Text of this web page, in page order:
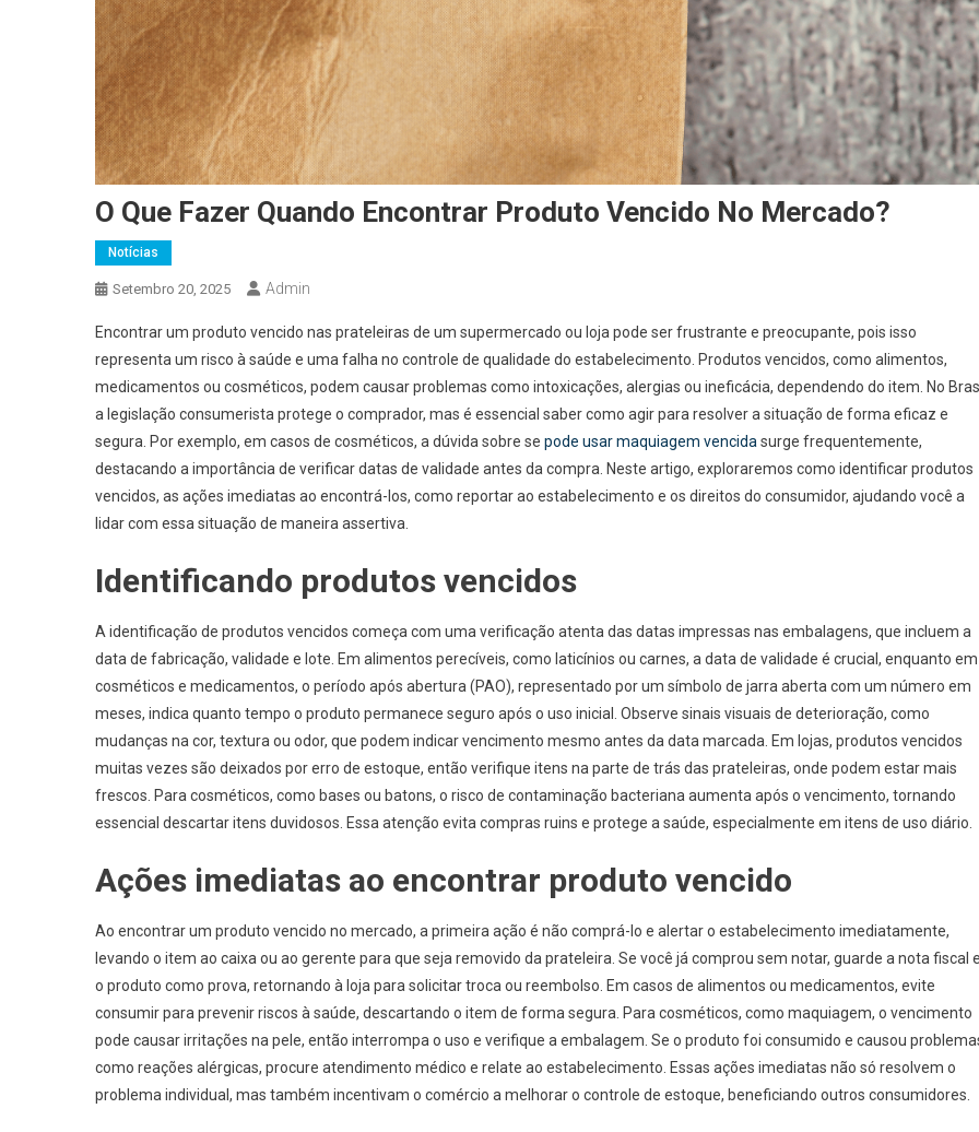
O Que Fazer Quando Encontrar Produto Vencido No Mercado?
Notícias
Setembro 20, 2025 Admin
Encontrar um produto vencido nas prateleiras de um supermercado ou loja pode ser frustrante e preocupante, pois isso
representa um risco à saúde e uma falha no controle de qualidade do estabelecimento. Produtos vencidos, como alimentos,
medicamentos ou cosméticos, podem causar problemas como intoxicações, alergias ou ineficácia, dependendo do item. No
a legislação consumerista protege o comprador, mas é essencial saber como agir para resolver a situação de forma eficaz e
segura. Por exemplo, em casos de cosméticos, a dúvida sobre se pode usar maquiagem vencidasurge frequentemente,
destacando a importância de verificar datas de validade antes da compra. Neste artigo, exploraremos como identificar produtos
vencidos, as ações imediatas ao encontrá-los, como reportar ao estabelecimento e os direitos do consumidor, ajudando você a
lidar com essa situação de maneira assertiva.
Identificando produtos vencidos
A identificação de produtos vencidos começa com uma verificação atenta das datas impressas nas embalagens, que incluem a
data de fabricação, validade e lote. Em alimentos perecíveis, como laticínios ou carnes, a data de validade é crucial, enquanto em
cosméticos e medicamentos, o período após abertura (PAO), representado por um símbolo de jarra aberta com um número em
meses, indica quanto tempo o produto permanece seguro após o uso inicial. Observe sinais visuais de deterioração, como
mudanças na cor, textura ou odor, que podem indicar vencimento mesmo antes da data marcada. Em lojas, produtos vencidos
muitas vezes são deixados por erro de estoque, então verifique itens na parte de trás das prateleiras, onde podem estar mais
frescos. Para cosméticos, como bases ou batons, o risco de contaminação bacteriana aumenta após o vencimento, tornando
essencial descartar itens duvidosos. Essa atenção evita compras ruins e protege a saúde, especialmente em itens de uso diário.
Ações imediatas ao encontrar produto vencido
Ao encontrar um produto vencido no mercado, a primeira ação é não comprá-lo e alertar o estabelecimento imediatamente,
levando o item ao caixa ou ao gerente para que seja removido da prateleira. Se você já comprou sem notar, guarde a nota fiscal
o produto como prova, retornando à loja para solicitar troca ou reembolso. Em casos de alimentos ou medicamentos, evite
consumir para prevenir riscos à saúde, descartando o item de forma segura. Para cosméticos, como maquiagem, o vencimento
pode causar irritações na pele, então interrompa o uso e verifique a embalagem. Se o produto foi consumido e causou
como reações alérgicas, procure atendimento médico e relate ao estabelecimento. Essas ações imediatas não só resolvem o
problema individual, mas também incentivam o comércio a melhorar o controle de estoque, beneficiando outros consumidores.